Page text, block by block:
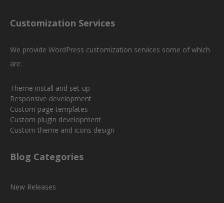
Customization Services
We provide WordPress customization services some of which
are:
Theme install and set-up
Responsive development
Custom page templates
Custom plugin development
Custom theme and icons design
Blog Categories
New Releases